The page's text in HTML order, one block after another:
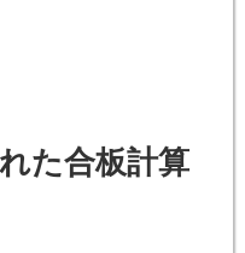
た合板計算